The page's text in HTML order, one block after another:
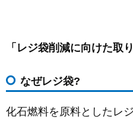
「レジ袋削減に向けた取
なぜレジ袋?
化石燃料を原料としたレ